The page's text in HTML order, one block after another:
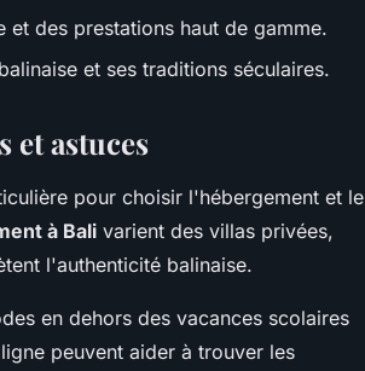
et des prestations haut de gamme.
et ses traditions séculaires.
et astuces
pour choisir l'hébergement et le
à Bali varient des villas privées,
l'authenticité balinaise.
en dehors des vacances scolaires
peuvent aider à trouver les